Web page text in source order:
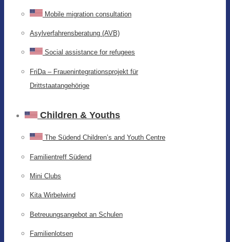
Mobile migration consultation
Asylverfahrensberatung (AVB)
Social assistance for refugees
FriDa – Frauenintegrationsprojekt für
Drittstaatangehörige
Children & Youths
The Südend Children’s and Youth Centre
Familientreff Südend
Mini Clubs
Kita Wirbelwind
Betreuungsangebot an Schulen
Familienlotsen